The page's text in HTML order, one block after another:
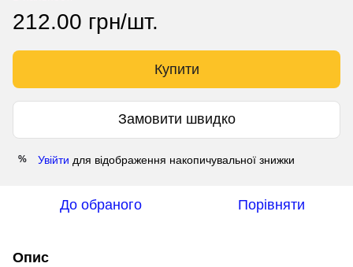
212.00 грн/шт.
Купити
Замовити швидко
% Увійти для відображення накопичувальної знижки
До обраного Порівняти
Опис